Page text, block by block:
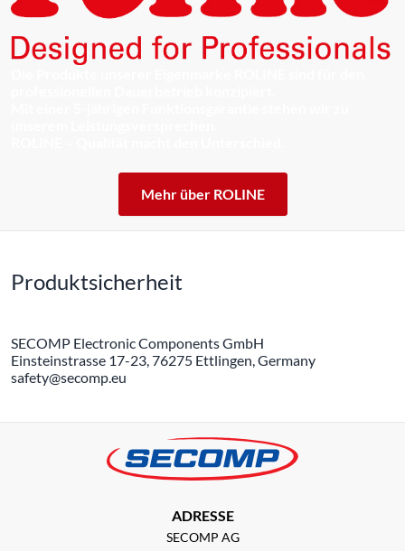
Mehr über ROLINE
Produktsicherheit
SECOMP Electronic Components GmbH
Einsteinstrasse 17-23, 76275 Ettlingen, Germany
safety@secomp.eu
ADRESSE
SECOMP AG